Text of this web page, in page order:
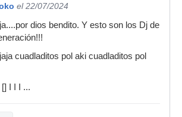
el 22/07/2024
dios bendito. Y esto son los Dj de
cuadladitos pol aki cuadladitos pol
I I I ...